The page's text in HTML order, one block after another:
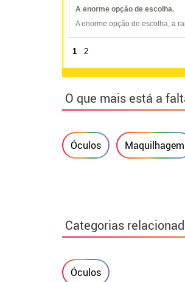
A enorme opção de escolha.
A enorme opção de escolha, a
1 2
O que mais está a
Óculos Maquilhagem
Categorias
Óculos